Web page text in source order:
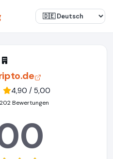
4,90 / 5,00
Bewertungen